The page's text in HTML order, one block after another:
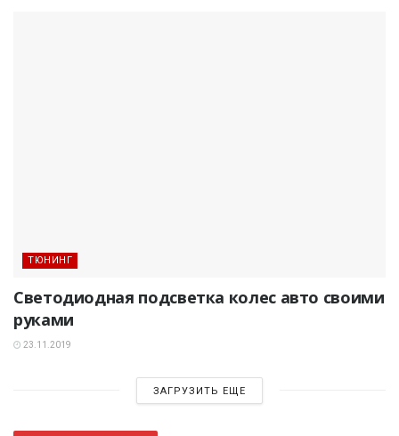
ТЮНИНГ
Светодиодная подсветка колес авто своими
руками
23.11.2019
ЗАГРУЗИТЬ ЕЩЕ